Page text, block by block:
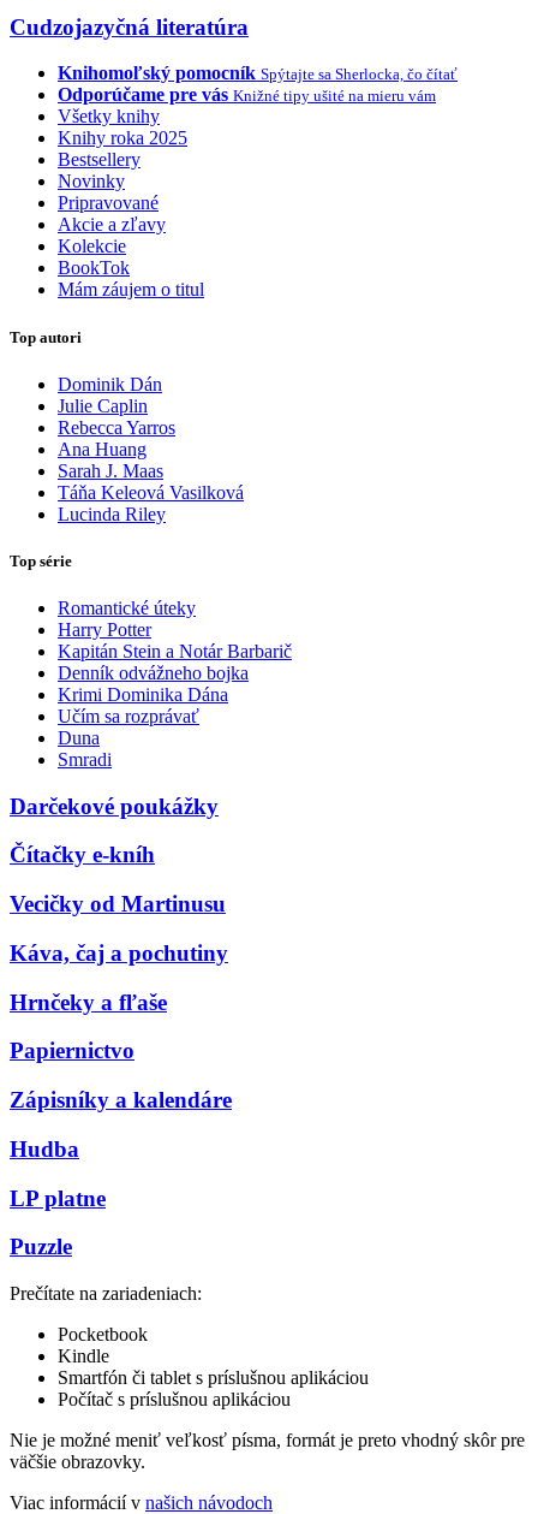
Cudzojazyčná literatúra
Knihomoľský pomocník Spýtajte sa Sherlocka, čo čítať
Odporúčame pre vás Knižné tipy ušité na mieru vám
Všetky knihy
Knihy roka 2025
Bestsellery
Novinky
Pripravované
Akcie a zľavy
Kolekcie
BookTok
Mám záujem o titul
Top autori
Dominik Dán
Julie Caplin
Rebecca Yarros
Ana Huang
Sarah J. Maas
Táňa Keleová Vasilková
Lucinda Riley
Top série
Romantické úteky
Harry Potter
Kapitán Stein a Notár Barbarič
Denník odvážneho bojka
Krimi Dominika Dána
Učím sa rozprávať
Duna
Smradi
Darčekové poukážky
Čítačky e-kníh
Vecičky od Martinusu
Káva, čaj a pochutiny
Hrnčeky a fľaše
Papiernictvo
Zápisníky a kalendáre
Hudba
LP platne
Puzzle
Prečítate na zariadeniach:
Pocketbook
Kindle
Smartfón či tablet s príslušnou aplikáciou
Počítač s príslušnou aplikáciou
Nie je možné meniť veľkosť písma, formát je preto vhodný skôr pre
väčšie obrazovky.
Viac informácií v našich návodoch